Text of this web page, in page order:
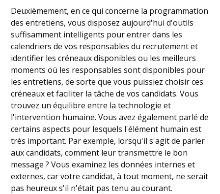
Deuxièmement, en ce qui concerne la programmation
des entretiens, vous disposez aujourd'hui d'outils
suffisamment intelligents pour entrer dans les
calendriers de vos responsables du recrutement et
identifier les créneaux disponibles ou les meilleurs
moments où les responsables sont disponibles pour
les entretiens, de sorte que vous puissiez choisir ces
créneaux et faciliter la tâche de vos candidats. Vous
trouvez un équilibre entre la technologie et
l'intervention humaine. Vous avez également parlé de
certains aspects pour lesquels l'élément humain est
très important. Par exemple, lorsqu'il s'agit de parler
aux candidats, comment leur transmettre le bon
message ? Vous examinez les données internes et
externes, car votre candidat, à tout moment, ne serait
pas heureux s'il n'était pas tenu au courant.